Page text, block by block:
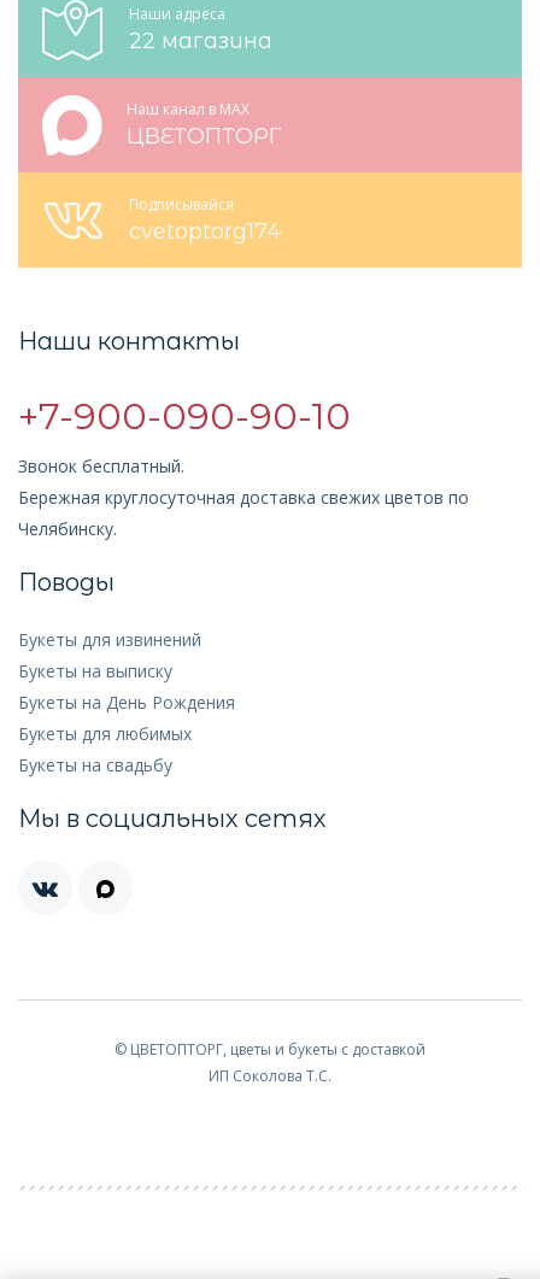
Наши адреса
22 магазина
Наш канал в MAX
ЦВЕТОПТОРГ
Подписывайся
cvetoptorg174
Наши контакты
+7-900-090-90-10
Звонок бесплатный.
Бережная круглосуточная доставка свежих цветов по
Челябинску.
Поводы
Букеты для извинений
Букеты на выписку
Букеты на День Рождения
Букеты для любимых
Букеты на свадьбу
Мы в социальных сетях
© ЦВЕТОПТОРГ, цветы и букеты с доставкой
ИП Соколова Т.С.